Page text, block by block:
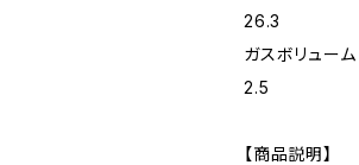
26.3
ガスボリュー
2.5
【商品説明】